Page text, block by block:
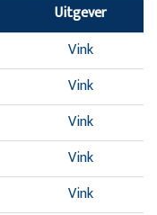
Uitgever
Vink
Vink
Vink
Vink
Vink